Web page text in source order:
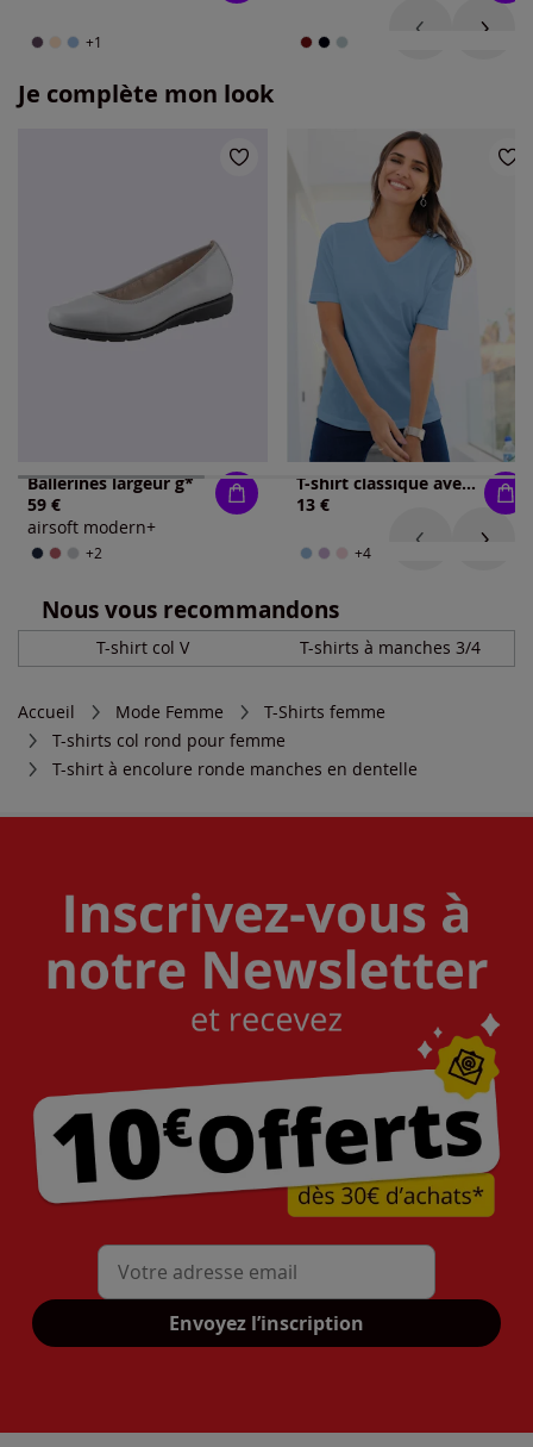
+1
Je complète mon look
Ballerines largeur g*
59 €
airsoft modern+
+2
T-shirt classique avec encolure en v
13 €
+4
Nous vous recommandons
T-shirt col V T-shirts à manches 3/4
Accueil Mode Femme
T-Shirts femme
T-shirts col rond pour femme
T-shirt à encolure ronde manches en dentelle
Mon adresse mail
Envoyez l’inscription